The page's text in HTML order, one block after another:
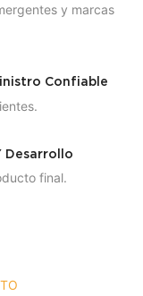
y marcas
Confiable
Desarrollo
final.